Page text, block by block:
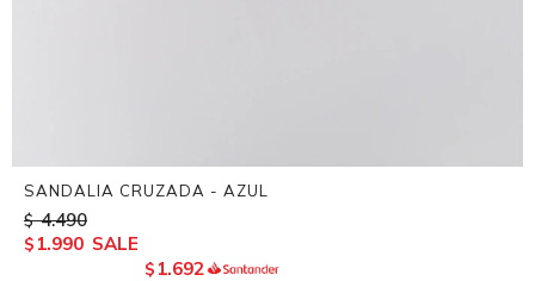
SANDALIA CRUZADA - AZUL
$ 4.490
$ 1.990
$ 1.692